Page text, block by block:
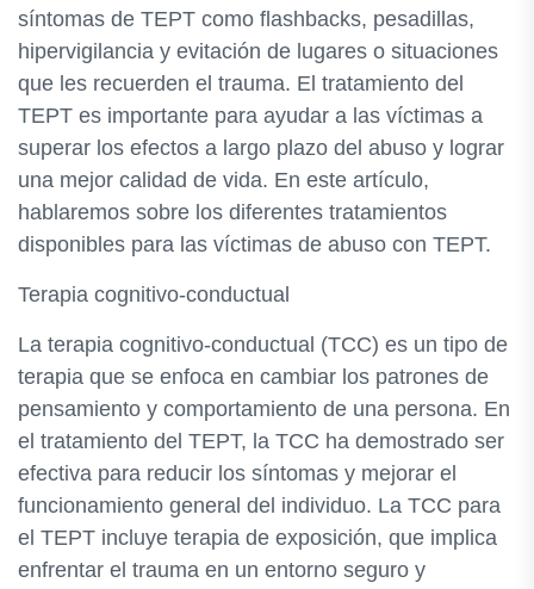
síntomas de TEPT como flashbacks, pesadillas,
hipervigilancia y evitación de lugares o situaciones
que les recuerden el trauma. El tratamiento del
TEPT es importante para ayudar a las víctimas a
superar los efectos a largo plazo del abuso y lograr
una mejor calidad de vida. En este artículo,
hablaremos sobre los diferentes tratamientos
disponibles para las víctimas de abuso con TEPT.
Terapia cognitivo-conductual
La terapia cognitivo-conductual (TCC) es un tipo de
terapia que se enfoca en cambiar los patrones de
pensamiento y comportamiento de una persona. En
el tratamiento del TEPT, la TCC ha demostrado ser
efectiva para reducir los síntomas y mejorar el
funcionamiento general del individuo. La TCC para
el TEPT incluye terapia de exposición, que implica
enfrentar el trauma en un entorno seguro y